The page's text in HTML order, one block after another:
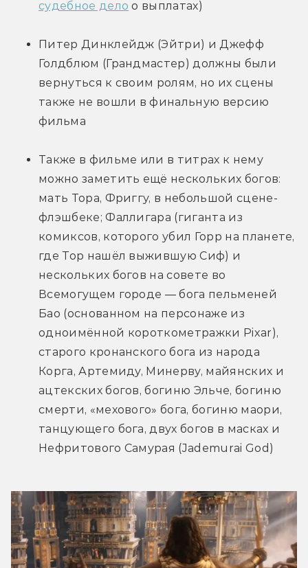
судебное дело о выплатах)
Питер Динклейдж (Эйтри) и Джефф
Голдблюм (Грандмастер) должны были
вернуться к своим ролям, но их сцены
также не вошли в финальную версию
фильма
Также в фильме или в титрах к нему
можно заметить ещё нескольких богов:
мать Тора, Фриггу, в небольшой сцене-
флэшбеке; Фаллигара (гиганта из
комиксов, которого убил Горр на планете,
где Тор нашёл выжившую Сиф) и
нескольких богов на совете во
Всемогущем городе — бога пельменей
Бао (основанном на персонаже из
одноимённой короткометражки Pixar),
старого кронанского бога из народа
Корга, Артемиду, Минерву, майянских и
ацтекских богов, богиню Эльче, богиню
смерти, «мехового» бога, богиню маори,
танцующего бога, двух богов в масках и
Нефритового Самурая (Jademurai God)